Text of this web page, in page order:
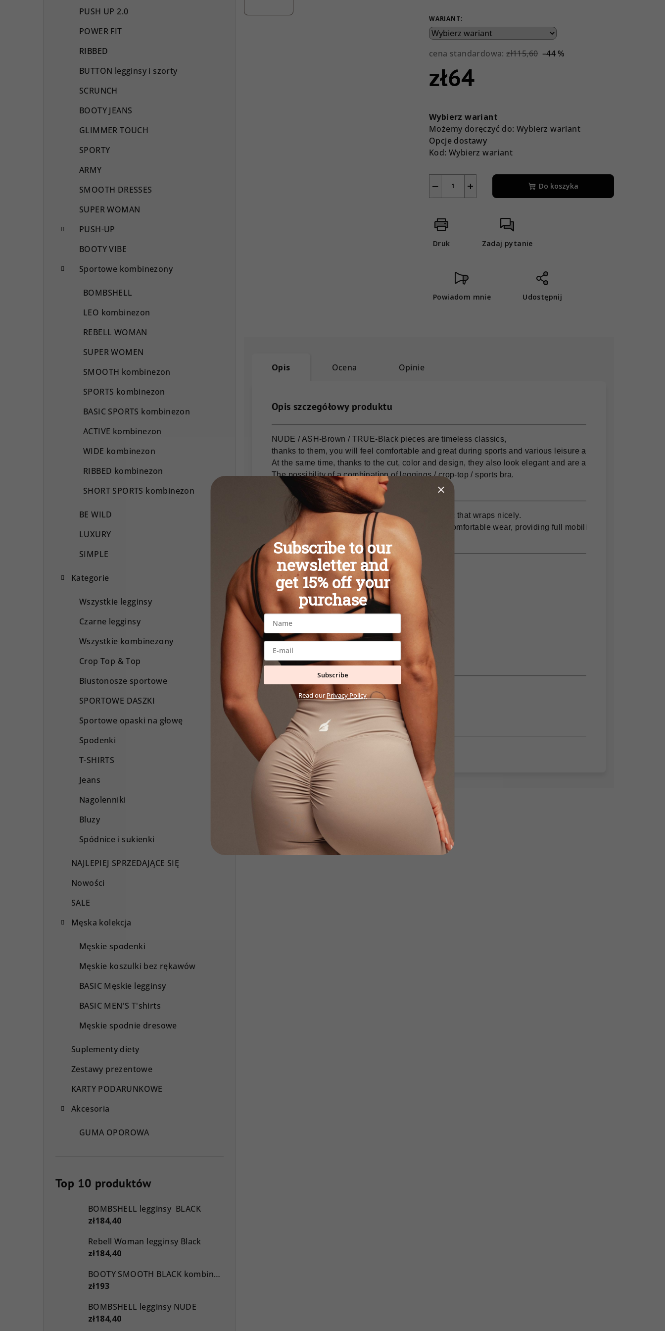
PUSH UP 2.0
POWER FIT
RIBBED
BUTTON legginsy i szorty
SCRUNCH
BOOTY JEANS
GLIMMER TOUCH
SPORTY
ARMY
SMOOTH DRESSES
SUPER WOMAN
PUSH-UP
BOOTY VIBE
Sportowe kombinezony
BOMBSHELL
LEO kombinezon
REBELL WOMAN
SUPER WOMEN
SMOOTH kombinezon
SPORTS kombinezon
BASIC SPORTS kombinezon
ACTIVE kombinezon
WIDE kombinezon
RIBBED kombinezon
SHORT SPORTS kombinezon
BE WILD
LUXURY
SIMPLE
Kategorie
Wszystkie legginsy
Czarne legginsy
Wszystkie kombinezony
Crop Top & Top
Biustonosze sportowe
SPORTOWE DASZKI
Sportowe opaski na głowę
Spodenki
T-SHIRTS
Jeans
Nagolenniki
Bluzy
Spódnice i sukienki
NAJLEPIEJ SPRZEDAJĄCE SIĘ
Nowości
SALE
Męska kolekcja
Męskie spodenki
Męskie koszulki bez rękawów
BASIC Męskie legginsy
BASIC MEN'S T'shirts
Męskie spodnie dresowe
Suplementy diety
Zestawy prezentowe
KARTY PODARUNKOWE
Akcesoria
GUMA OPOROWA
Top 10 produktów
BOMBSHELL legginsy BLACK
zł184,40
Rebell Woman legginsy Black
zł184,40
BOOTY SMOOTH BLACK kombinezon
zł193
BOMBSHELL legginsy NUDE
zł184,40
WARIANT:
cena standardowa: zł115,60 –44 %
zł64
jednostkowa:
Wybierz wariant
Możemy doręczyć do: Wybierz wariant
Opcje dostawy
Kod: Wybierz wariant
+
− Do koszyka
Druk Zadaj pytanie
Powiadom mnie Udostępnij
Opis Ocena Opinie
Opis szczegółowy produktu
NUDE / ASH-Brown / TRUE-Black pieces are timeless classics,
thanks to them, you will feel comfortable and great during sports and various leisure activities.
At the same time, thanks to the cut, color and design, they also look elegant and are also suitable for
The possibility of a combination of leggings / crop-top / sports bra.
An essential part of your wardrobe ♥
The crop top is made of ribbed, soft stretch fabric that wraps nicely.
The fabric expands in four directions for a more comfortable wear, providing full mobility.
The material breathes and dries quickly.
Subscribe to our
newsletter and
get 15% off your
purchase
Subscribe
Read ourPrivacy Policy